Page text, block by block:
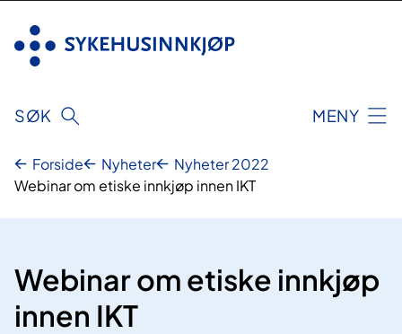
SØK MENY
Forside Nyheter
Nyheter 2022
Webinar om etiske innkjøp innen IKT
Webinar om etiske innkjøp
innen IKT